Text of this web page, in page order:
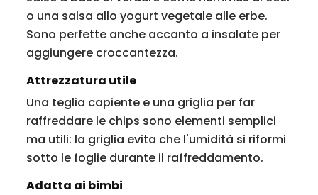
o una salsa allo yogurt vegetale alle erbe.
Sono perfette anche accanto a insalate per
aggiungere croccantezza.
Attrezzatura utile
Una teglia capiente e una griglia per far
raffreddare le chips sono elementi semplici
ma utili: la griglia evita che l'umidità si riformi
sotto le foglie durante il raffreddamento.
Adatta ai bimbi